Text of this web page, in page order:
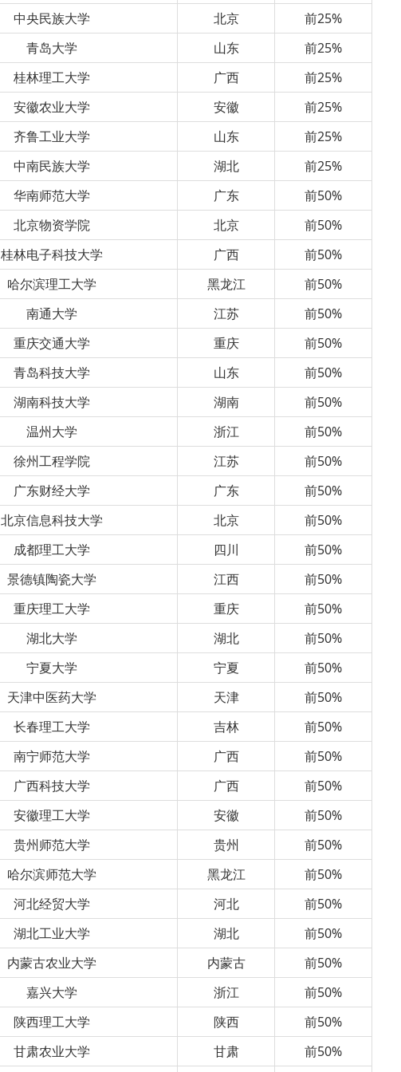
中央民族大学 北京
前25%
青岛大学 山东
前25%
桂林理工大学 广西
前25%
安徽农业大学 安徽
前25%
齐鲁工业大学 山东
前25%
中南民族大学 湖北
前25%
华南师范大学 广东
前50%
北京物资学院 北京
前50%
桂林电子科技大学 广西
前50%
哈尔滨理工大学 黑龙江
前50%
南通大学 江苏
前50%
重庆交通大学 重庆
前50%
青岛科技大学 山东
前50%
湖南科技大学 湖南
前50%
温州大学 浙江
前50%
徐州工程学院 江苏
前50%
广东财经大学 广东
前50%
北京信息科技大学 北京
前50%
成都理工大学 四川
前50%
景德镇陶瓷大学 江西
前50%
重庆理工大学 重庆
前50%
湖北大学 湖北
前50%
宁夏大学 宁夏
前50%
天津中医药大学 天津
前50%
长春理工大学 吉林
前50%
南宁师范大学 广西
前50%
广西科技大学 广西
前50%
安徽理工大学 安徽
前50%
贵州师范大学 贵州
前50%
哈尔滨师范大学 黑龙江
前50%
河北经贸大学 河北
前50%
湖北工业大学 湖北
前50%
内蒙古农业大学 内蒙古
前50%
嘉兴大学 浙江
前50%
陕西理工大学 陕西
前50%
甘肃农业大学 甘肃 前50%